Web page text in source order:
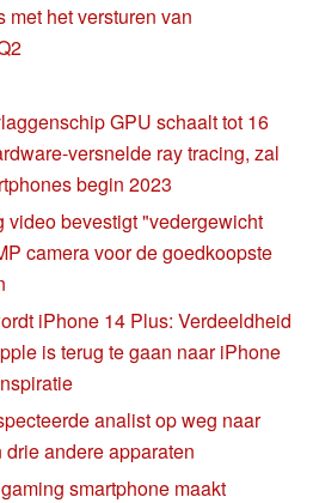
met het versturen van
GPU schaalt tot 16
versnelde ray tracing, zal
begin 2023
bevestigt "vedergewicht
camera voor de goedkoopste
iPhone 14 Plus: Verdeeldheid
is terug te gaan naar iPhone
analist op weg naar
andere apparaten
smartphone maakt